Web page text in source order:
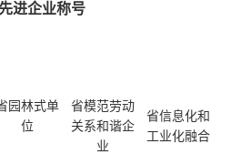
进企业称号
园林式单
位
省模范劳动
关系和谐企
业
省信息化和
工业化融合